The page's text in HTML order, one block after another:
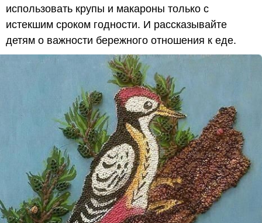
использовать крупы и макароны только с
истекшим сроком годности. И рассказывайте
детям о важности бережного отношения к еде.